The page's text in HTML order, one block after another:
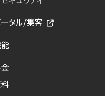
タル/集客